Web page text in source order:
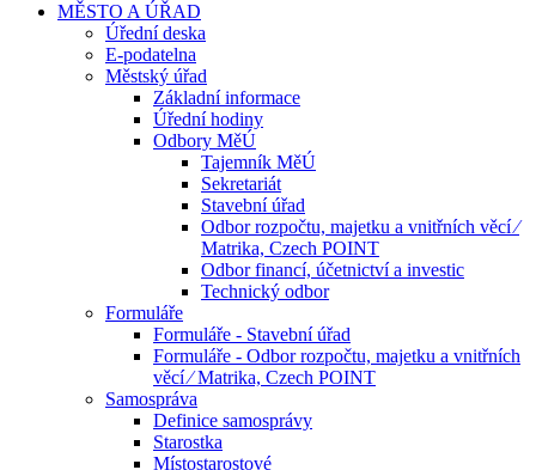
MĚSTO A ÚŘAD
Úřední deska
E-podatelna
Městský úřad
Základní informace
Úřední hodiny
Odbory MěÚ
Tajemník MěÚ
Sekretariát
Stavební úřad
Odbor rozpočtu, majetku a vnitřních věcí ⁄
Matrika, Czech POINT
Odbor financí, účetnictví a investic
Technický odbor
Formuláře
Formuláře - Stavební úřad
Formuláře - Odbor rozpočtu, majetku a vnitřních
věcí ⁄ Matrika, Czech POINT
Samospráva
Definice samosprávy
Starostka
Místostarostové